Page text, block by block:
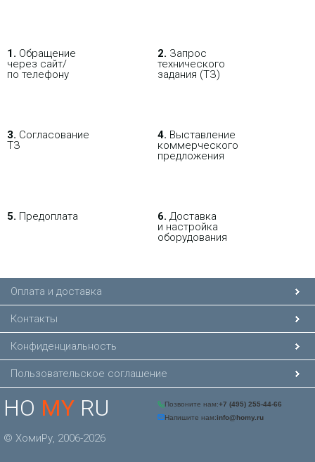
Точка доступа Ubiquiti
LiteBeam M5 23dbi (LBE-
Цена:5 605.45 р.
802.11a/n/AirMax, рабочая
частота 5 ГГц. Данная модель
также как и Loco M2 оснащена
высокоскоростным процессором
с интегрированной антенной.
Рабочая частота: 5 ГГц (5170-5875
МГц) Усиление антенны: 13 дБи
Интерфейс: 1 × 10/100 Мбит/с RJ-
45 порт Питание: пассивный PoE
1. Обращение
через сайт/
по телефону
2. Запрос
технического
задания (ТЗ)
3. Согласование
ТЗ
4. Выставление
коммерческого
предложения
5. Предоплата 6. Доставка
и настройка
оборудования
HO MY RU
© ХомиРу, 2006-2026
Оплата и доставка
Контакты
Конфиденциальность
Пользовательское соглашение